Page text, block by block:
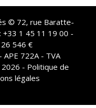
© 72, rue Baratte-
+33 1 45 11 19 00 -
546 €
722A - TVA
2026 - Politique de
légales